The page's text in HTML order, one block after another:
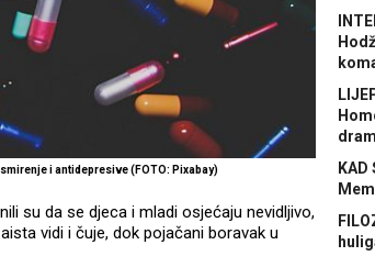
i antidepresive (FOTO: Pixabay)
su da se djeca i mladi osjećaju nevidljivo,
vidi i čuje, dok pojačani boravak u
KAD